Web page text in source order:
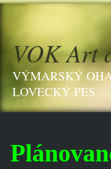
VOK Art
VÝMARSKÝ
LOVECKÝ PES